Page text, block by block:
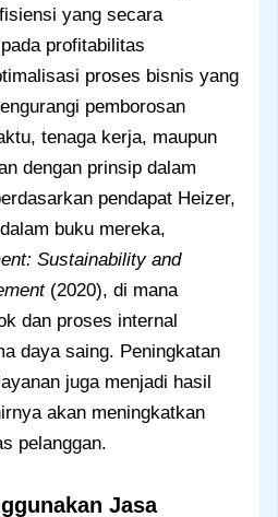
yang secara
profitabilitas
proses bisnis yang
pemborosan
tenaga kerja, maupun
dengan prinsip dalam
pendapat Heizer,
buku mereka,
Sustainability and
(2020), di mana
dan proses internal
daya saing. Peningkatan
juga menjadi hasil
akan meningkatkan
pelanggan.
Jasa